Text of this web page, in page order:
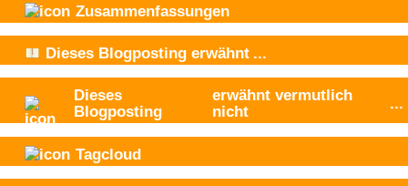
Zusammenfassungen
Dieses Blogposting erwähnt ...
Dieses
Blogposting
erwähnt vermutlich
nicht
...
Tagcloud